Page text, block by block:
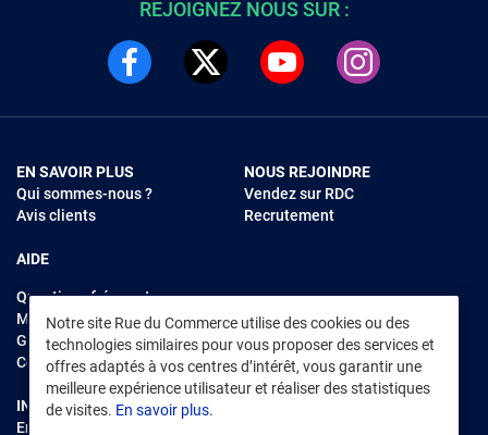
Notre site Rue du Commerce utilise des cookies ou des
technologies similaires pour vous proposer des services et
offres adaptés à vos centres d’intérêt, vous garantir une
meilleure expérience utilisateur et réaliser des statistiques
de visites. En savoir plus.
REJOIGNEZ NOUS SUR :
EN SAVOIR PLUS
Qui sommes-nous ?
Avis clients
AIDE
Questions fréquentes
Modes de règlements
Garantie et retours
Contacter Rue du Commerce
NOUS REJOINDRE
Vendez sur RDC
Recrutement
INFORMATIONS LÉGALES
Environnement